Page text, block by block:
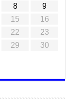
8
9
15
16
22
23
29
30